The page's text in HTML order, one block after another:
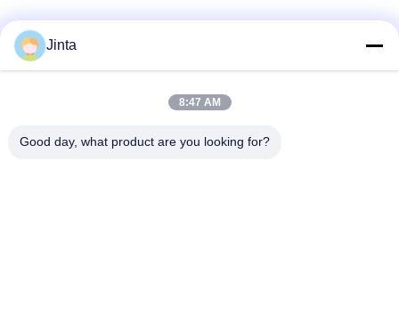
Jinta
8:47 AM
Good day, what product are you looking for?